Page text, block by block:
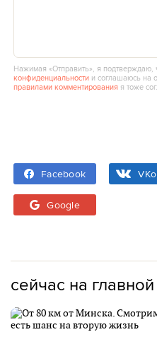
Нажимая «Отправить», я подтверждаю,
конфиденциальности и соглашаюсь на
правилами комментирования я тоже
Facebook
Google
сейчас на главной